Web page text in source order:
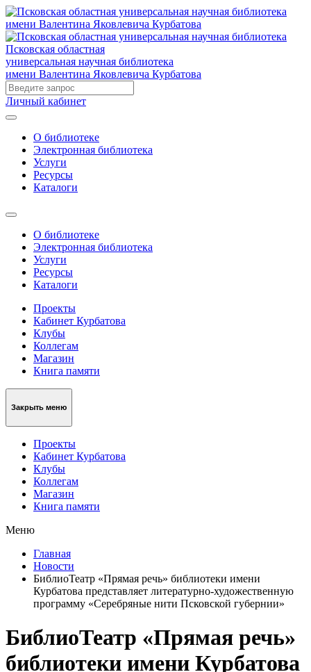
Псковская областная
универсальная научная библиотека
имени Валентина Яковлевича Курбатова
Личный кабинет
О библиотеке
Электронная библиотека
Услуги
Ресурсы
Каталоги
О библиотеке
Электронная библиотека
Услуги
Ресурсы
Каталоги
Проекты
Кабинет Курбатова
Клубы
Коллегам
Магазин
Книга памяти
Закрыть меню
Проекты
Кабинет Курбатова
Клубы
Коллегам
Магазин
Книга памяти
Меню
Главная
Новости
БиблиоТеатр «Прямая речь» библиотеки имени
Курбатова представляет литературно-художественную
программу «Серебряные нити Псковской губернии»
БиблиоТеатр «Прямая речь»
библиотеки имени Курбатова